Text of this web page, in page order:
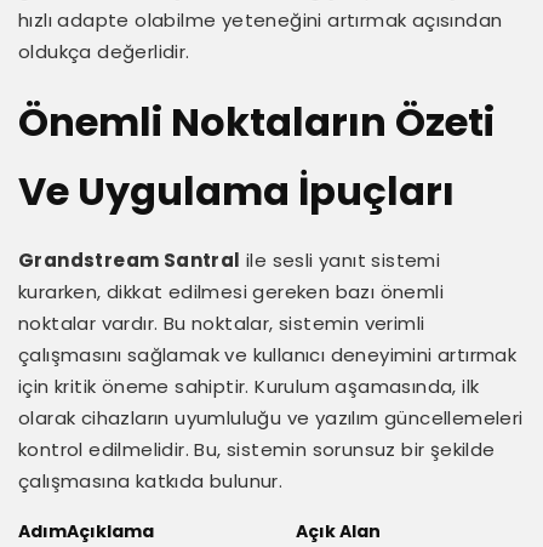
hızlı adapte olabilme yeteneğini artırmak açısından
oldukça değerlidir.
Önemli Noktaların Özeti
Ve Uygulama İpuçları
Grandstream Santral ile sesli yanıt sistemi
kurarken, dikkat edilmesi gereken bazı önemli
noktalar vardır. Bu noktalar, sistemin verimli
çalışmasını sağlamak ve kullanıcı deneyimini artırmak
için kritik öneme sahiptir. Kurulum aşamasında, ilk
olarak cihazların uyumluluğu ve yazılım güncellemeleri
kontrol edilmelidir. Bu, sistemin sorunsuz bir şekilde
çalışmasına katkıda bulunur.
AdımAçıklama
Açık Alan